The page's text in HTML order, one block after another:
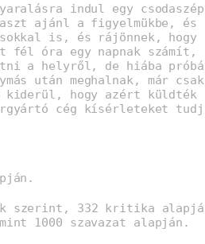
indul egy
ajánl a figyelmükbe, és
is, és rájönnek, hogy
óra egy napnak számít,
a helyről, de hiába
után meghalnak, már
kiderül, hogy azért küldték
cég kísérleteket
szerint, 332 kritika
1000 szavazat alapján.